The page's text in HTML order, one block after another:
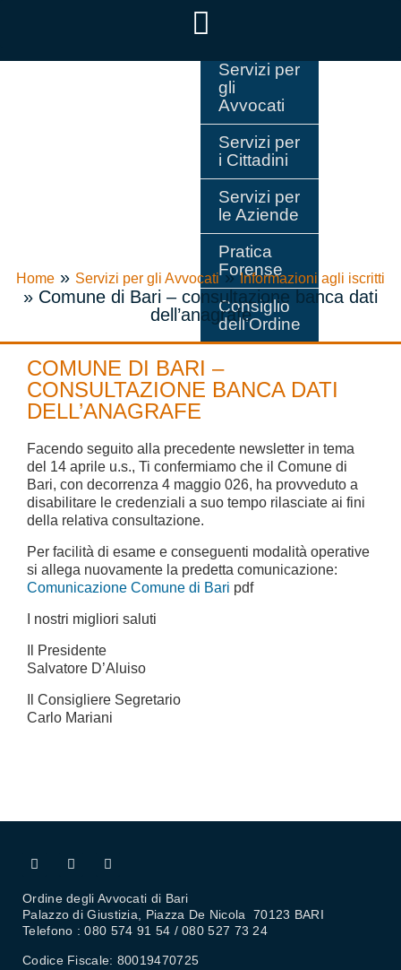
Servizi per
gli
Avvocati
Servizi per
i Cittadini
Servizi per
le Aziende
Pratica
Forense
Consiglio
dell’Ordine
Home » Servizi per gli Avvocati»Informazioni agli iscritti
» Comune di Bari – consultazione banca dati
dell’anagrafe
COMUNE DI BARI –
CONSULTAZIONE BANCA DATI
DELL’ANAGRAFE
Facendo seguito alla precedente newsletter in tema
del 14 aprile u.s., Ti confermiamo che il Comune di
Bari, con decorrenza 4 maggio 026, ha provveduto a
disabilitare le credenziali a suo tempo rilasciate ai fini
della relativa consultazione.
Per facilità di esame e conseguenti modalità operative
si allega nuovamente la predetta comunicazione:
Comunicazione Comune di Bari pdf
I nostri migliori saluti
Il Presidente
Salvatore D’Aluiso
Il Consigliere Segretario
Carlo Mariani
Ordine degli Avvocati di Bari
Palazzo di Giustizia, Piazza De Nicola 70123 BARI
Telefono : 080 574 91 54 / 080 527 73 24
Codice Fiscale: 80019470725